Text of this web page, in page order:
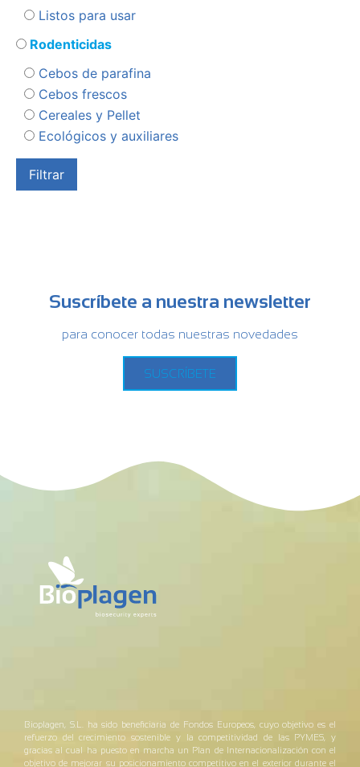
Listos para usar
Rodenticidas
Cebos de parafina
Cebos frescos
Cereales y Pellet
Ecológicos y auxiliares
Suscríbete a nuestra newsletter
para conocer todas nuestras novedades
SUSCRÍBETE
Bioplagen, S.L. ha sido beneficiaria de Fondos Europeos, cuyo objetivo es el
refuerzo del crecimiento sostenible y la competitividad de las PYMES, y
gracias al cual ha puesto en marcha un Plan de Internacionalización con el
objetivo de mejorar su posicionamiento competitivo en el exterior durante el